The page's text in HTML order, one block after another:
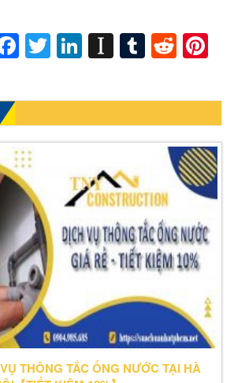
Facebook
Twitter
LinkedIn
Instapaper
Tumblr
THÔNG TẮC ỐNG NƯỚC TẠI HÀ